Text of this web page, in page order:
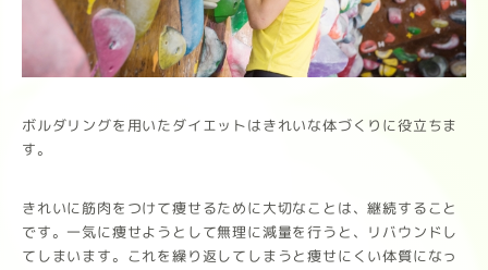
ボルダリングを用いたダイエットはきれいな体づくりに役立ちま
す。
きれいに筋肉をつけて痩せるために大切なことは、継続すること
です。一気に痩せようとして無理に減量を行うと、リバウンドし
てしまいます。これを繰り返してしまうと痩せにくい体質になっ